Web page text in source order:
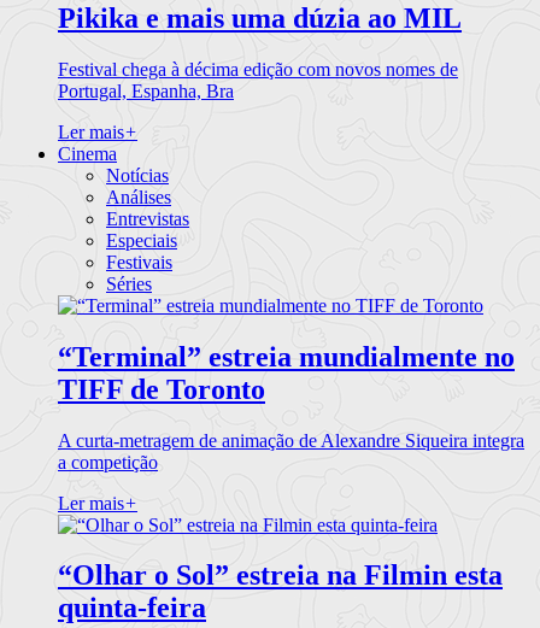
Pikika e mais uma dúzia ao MIL
Festival chega à décima edição com novos nomes de
Portugal, Espanha, Bra
Ler mais+
Cinema
Notícias
Análises
Entrevistas
Especiais
Festivais
Séries
“Terminal” estreia mundialmente no
TIFF de Toronto
A curta-metragem de animação de Alexandre Siqueira integra
a competição
Ler mais+
“Olhar o Sol” estreia na Filmin esta
quinta-feira